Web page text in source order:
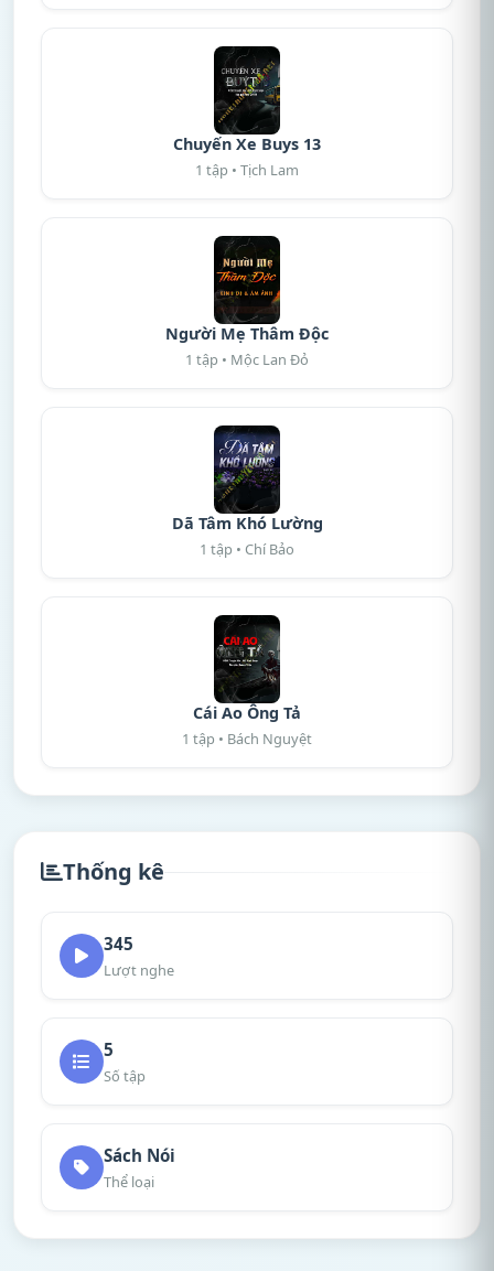
Chuyến Xe Buys 13
1 tập • Tịch Lam
Người Mẹ Thâm Độc
1 tập • Mộc Lan Đỏ
Dã Tâm Khó Lường
1 tập • Chí Bảo
Cái Ao Ông Tả
1 tập • Bách Nguyệt
Thống kê
345
Lượt nghe
5
Số tập
Sách Nói
Thể loại